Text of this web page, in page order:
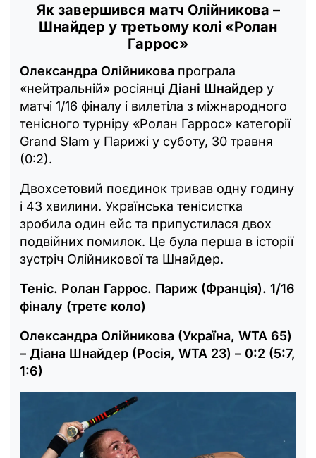
Як завершився матч Олійникова –
Шнайдер у третьому колі «Ролан
Гаррос»
Олександра Олійникова програла
«нейтральній» росіянці Діані Шнайдер у
матчі 1/16 фіналу і вилетіла з міжнародного
тенісного турніру «Ролан Гаррос» категорії
Grand Slam у Парижі у суботу, 30 травня
(0:2).
Двохсетовий поєдинок тривав одну годину
і 43 хвилини. Українська тенісистка
зробила один ейс та припустилася двох
подвійних помилок. Це була перша в історії
зустріч Олійникової та Шнайдер.
Теніс. Ролан Гаррос. Париж (Франція). 1/16
фіналу (третє коло)
Олександра Олійникова (Україна, WTA 65)
– Діана Шнайдер (Росія, WTA 23) – 0:2 (5:7,
1:6)